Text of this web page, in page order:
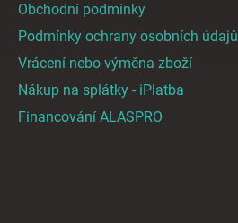
Obchodní podmínky
Podmínky ochrany osobních údajů
Vrácení nebo výměna zboží
Nákup na splátky - iPlatba
Financování ALASPRO